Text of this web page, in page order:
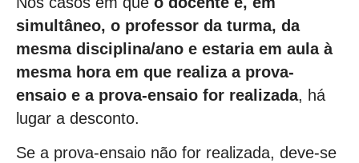
simultâneo, o professor da turma, da
mesma disciplina/ano e estaria em aula à
mesma hora em que realiza a prova-
ensaio e a prova-ensaio for realizada, há
lugar a desconto.
Se a prova-ensaio não for realizada, deve-se